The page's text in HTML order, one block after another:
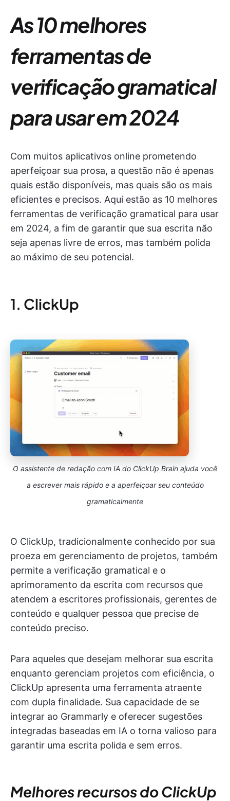
As 10 melhores
ferramentas de
verificação gramatical
para usar em 2024
Com muitos aplicativos online prometendo
aperfeiçoar sua prosa, a questão não é apenas
quais estão disponíveis, mas quais são os mais
eficientes e precisos. Aqui estão as 10 melhores
ferramentas de verificação gramatical para usar
em 2024, a fim de garantir que sua escrita não
seja apenas livre de erros, mas também polida
ao máximo de seu potencial.
1. ClickUp
O assistente de redação com IA do ClickUp Brain ajuda você
a escrever mais rápido e a aperfeiçoar seu conteúdo
gramaticalmente
O ClickUp, tradicionalmente conhecido por sua
proeza em gerenciamento de projetos, também
permite a verificação gramatical e o
aprimoramento da escrita com recursos que
atendem a escritores profissionais, gerentes de
conteúdo e qualquer pessoa que precise de
conteúdo preciso.
Para aqueles que desejam melhorar sua escrita
enquanto gerenciam projetos com eficiência, o
ClickUp apresenta uma ferramenta atraente
com dupla finalidade. Sua capacidade de se
integrar ao Grammarly e oferecer sugestões
integradas baseadas em IA o torna valioso para
garantir uma escrita polida e sem erros.
Melhores recursos do ClickUp